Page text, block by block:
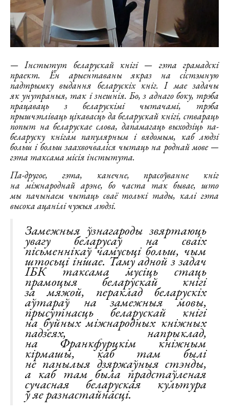
— Інстытут беларускай кнігі — гэта грамадскі
праект. Ён арыентаваны якраз на сістэмную
падтрымку выдання беларускіх кніг. І мае задачы
як унутраныя, так і знешнія. Бо, з аднаго боку, трэба
працаваць з беларускімі чытачамі, трэба
прышчэпліваць цікавасць да беларускай кнігі, ствараць
попыт на беларускае слова, дапамагаць выходзіць па-
беларуску кнігам папулярным і вядомым, каб людзі
больш і больш заахвочваліся чытаць на роднай мове —
гэта таксама місія інстытута.
Па-другое, гэта, канечне, прасоўванне кніг
на міжнароднай арэне, бо часта так бывае, што
мы пачынаем чытаць сваё толькі тады, калі гэта
высока ацанілі чужыя людзі.
Замежныя ўзнагароды звяртаюць
увагу беларусаў на сваіх
пісьменнікаў чамусьці больш, чым
штосьці іншае. Таму адной з задач
ІБК таксама мусіць стаць
прамоцыя беларускай кнігі
за мяжой, пераклад беларускіх
аўтараў на замежныя мовы,
прысутнасць беларускай кнігі
на буйных міжнародных кніжных
падзеях, напрыклад,
на Франкфурцкім кніжным
кірмашы, каб там былі
не панылыя дзяржаўныя стэнды,
а каб там была прадстаўленая
сучасная беларуская культура
ў яе разнастайнасці.